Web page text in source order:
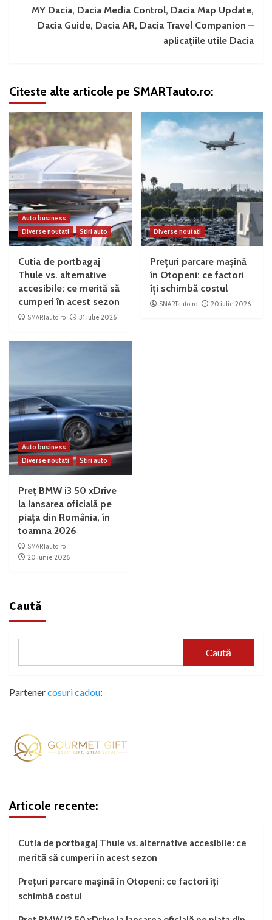
MY Dacia, Dacia Media Control, Dacia Map Update,
Dacia Guide, Dacia AR, Dacia Travel Companion –
aplicațiile utile Dacia
Citeste alte articole pe SMARTauto.ro:
Auto business
Diverse noutati
Stiri auto
Cutia de portbagaj
Thule vs. alternative
accesibile: ce merită să
cumperi în acest sezon
SMARTauto.ro 31 iulie 2026
Diverse noutati
Prețuri parcare mașină
în Otopeni: ce factori
îți schimbă costul
SMARTauto.ro 20 iulie 2026
Auto business
Diverse noutati
Stiri auto
Preț BMW i3 50 xDrive
la lansarea oficială pe
piața din România, în
toamna 2026
SMARTauto.ro
20 iunie 2026
Caută
Caută
Partenercosuri cadou:
Articole recente:
Cutia de portbagaj Thule vs. alternative accesibile: ce
merită să cumperi în acest sezon
Prețuri parcare mașină în Otopeni: ce factori îți
schimbă costul